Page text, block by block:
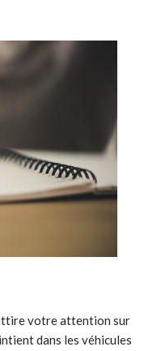
votre attention sur
dans les véhicules